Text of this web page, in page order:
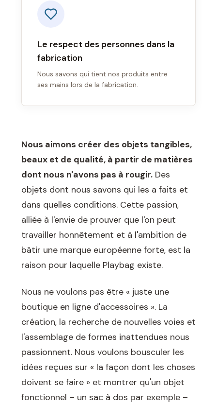
Le respect des personnes dans la
fabrication
Nous savons qui tient nos produits entre
ses mains lors de la fabrication.
Nous aimons créer des objets tangibles,
beaux et de qualité, à partir de matières
dont nous n'avons pas à rougir. Des
objets dont nous savons qui les a faits et
dans quelles conditions. Cette passion,
alliée à l'envie de prouver que l'on peut
travailler honnêtement et à l'ambition de
bâtir une marque européenne forte, est la
raison pour laquelle Playbag existe.
Nous ne voulons pas être « juste une
boutique en ligne d'accessoires ». La
création, la recherche de nouvelles voies et
l'assemblage de formes inattendues nous
passionnent. Nous voulons bousculer les
idées reçues sur « la façon dont les choses
doivent se faire » et montrer qu'un objet
fonctionnel – un sac à dos par exemple –